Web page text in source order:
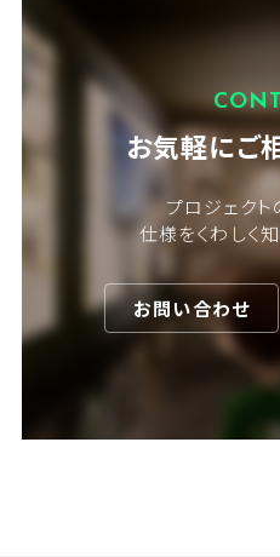
お気軽にご
プロジェクト
仕様をくわしく
お問い合わせ